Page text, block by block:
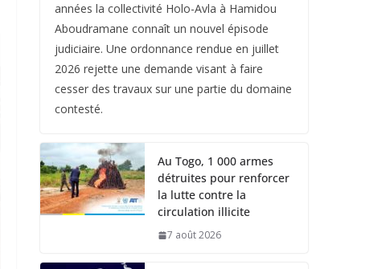
années la collectivité Holo-Avla à Hamidou
Aboudramane connaît un nouvel épisode
judiciaire. Une ordonnance rendue en juillet
2026 rejette une demande visant à faire
cesser des travaux sur une partie du domaine
contesté.
Au Togo, 1 000 armes
détruites pour renforcer
la lutte contre la
circulation illicite
7 août 2026